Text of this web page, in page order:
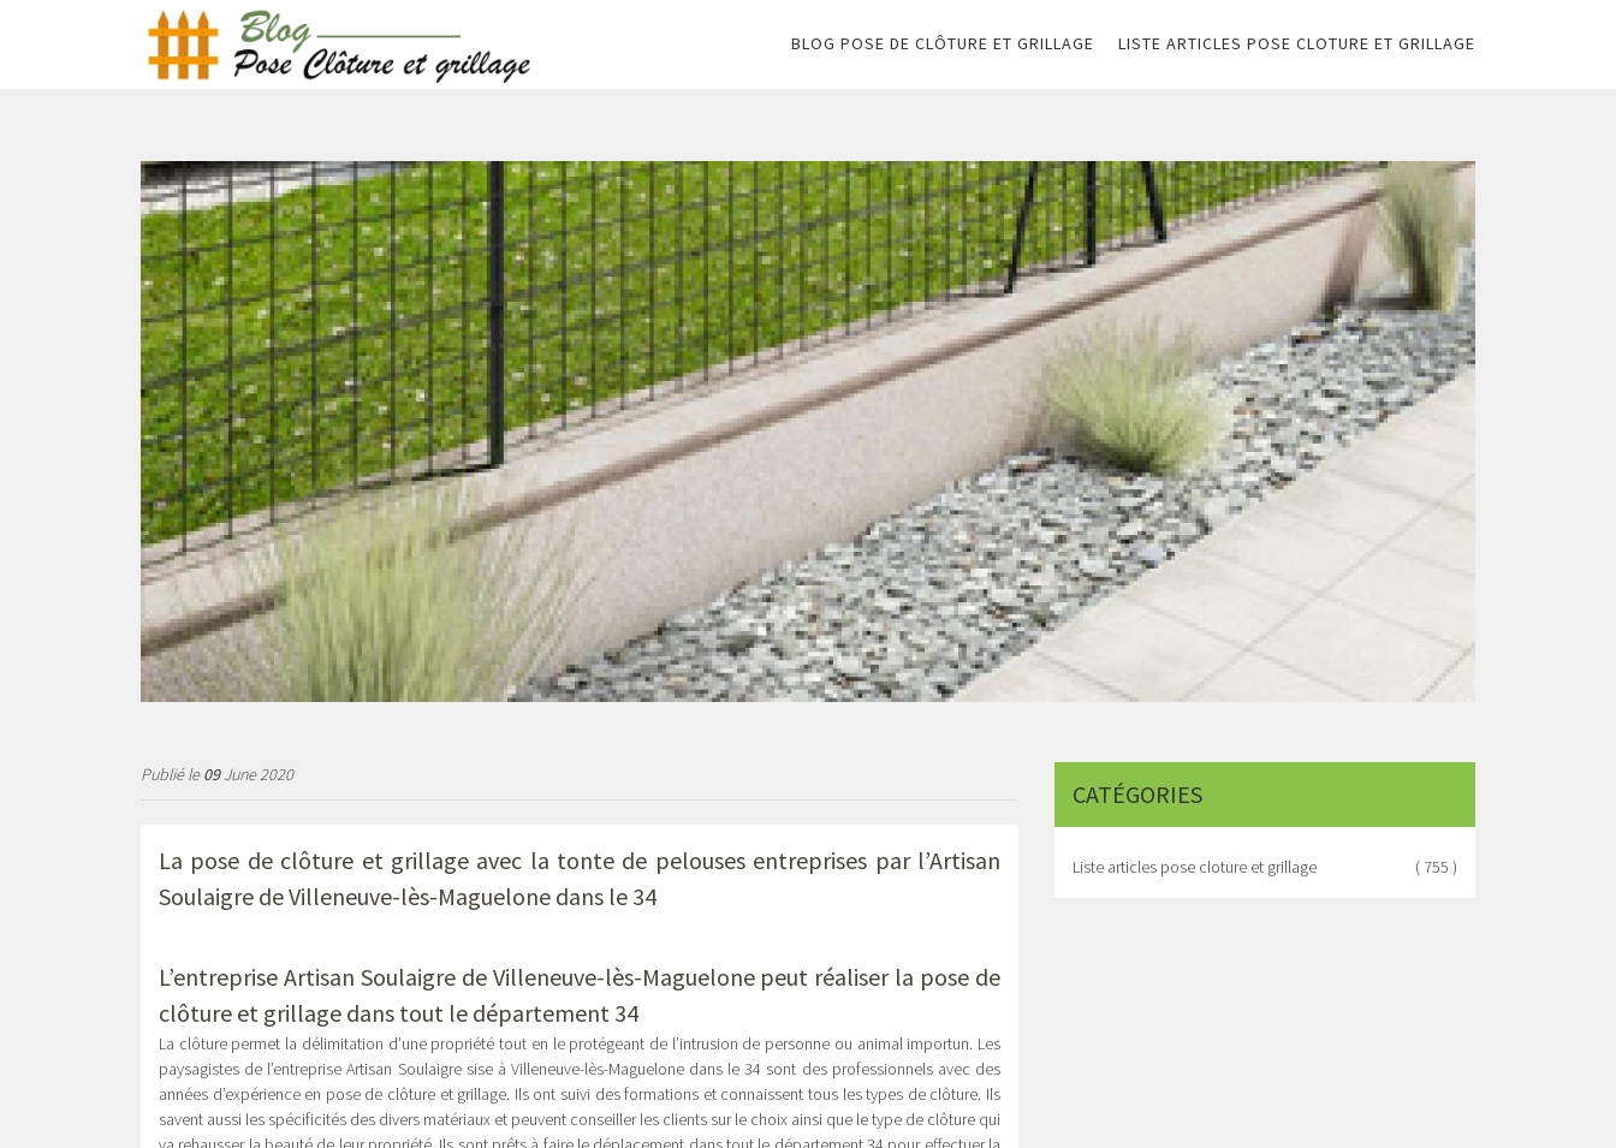
BLOG POSE DE CLÔTURE ET GRILLAGE LISTE ARTICLES POSE CLOTURE ET GRILLAGE
Publié le09June 2020
La pose de clôture et grillage avec la tonte de pelouses entreprises par l’Artisan
Soulaigre de Villeneuve-lès-Maguelone dans le 34
L’entreprise Artisan Soulaigre de Villeneuve-lès-Maguelone peut réaliser la pose de
clôture et grillage dans tout le département 34
La clôture permet la délimitation d’une propriété tout en le protégeant de l’intrusion de personne ou animal importun. Les
paysagistes de l’entreprise Artisan Soulaigre sise à Villeneuve-lès-Maguelone dans le 34 sont des professionnels avec des
années d’expérience en pose de clôture et grillage. Ils ont suivi des formations et connaissent tous les types de clôture. Ils
savent aussi les spécificités des divers matériaux et peuvent conseiller les clients sur le choix ainsi que le type de clôture qui
CATÉGORIES
Liste articles pose cloture et grillage ( 755 )